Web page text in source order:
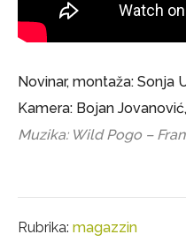
Novinar, montaža: Sonja
Kamera: Bojan
Muzika: Wild Pogo –
Rubrika: magazzin